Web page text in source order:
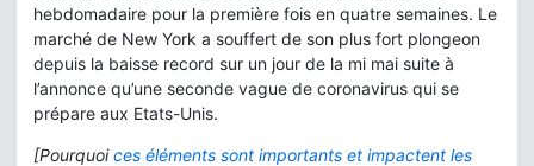
hebdomadaire pour la première fois en quatre semaines. Le
marché de New York a souffert de son plus fort plongeon
depuis la baisse record sur un jour de la mi mai suite à
l’annonce qu’une seconde vague de coronavirus qui se
prépare aux Etats-Unis.
[Pourquoices éléments sont importants et impactent les